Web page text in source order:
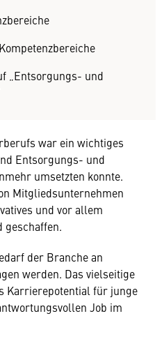
„Entsorgungs- und
war ein wichtiges
Entsorgungs- und
umsetzten konnte.
Mitgliedsunternehmen
und vor allem
der Branche an
werden. Das vielseitige
Karrierepotential für junge
Job im